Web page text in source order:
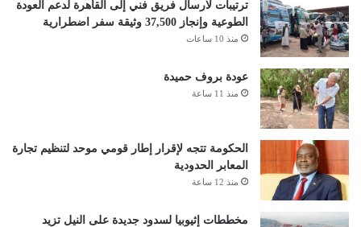
ترتيبات لارسال فريق فني إلى القاهرة لدعم العودة
الطوعية وإنجاز 37,500 وثيقة سفر اضطرارية
منذ 10 ساعات
عودة بروف حميدة
منذ 11 ساعة
الحكومة تتجه لإقرار إطار قومي موحد لتنظيم تجارة
المعابر الحدودية
منذ 12 ساعة
مخططات إثيوبيا لسدود جديدة على النيل تزيد